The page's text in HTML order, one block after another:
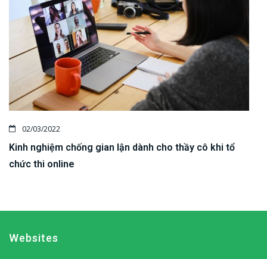
02/03/2022
Kinh nghiệm chống gian lận dành cho thầy cô khi tổ
chức thi online
Websites